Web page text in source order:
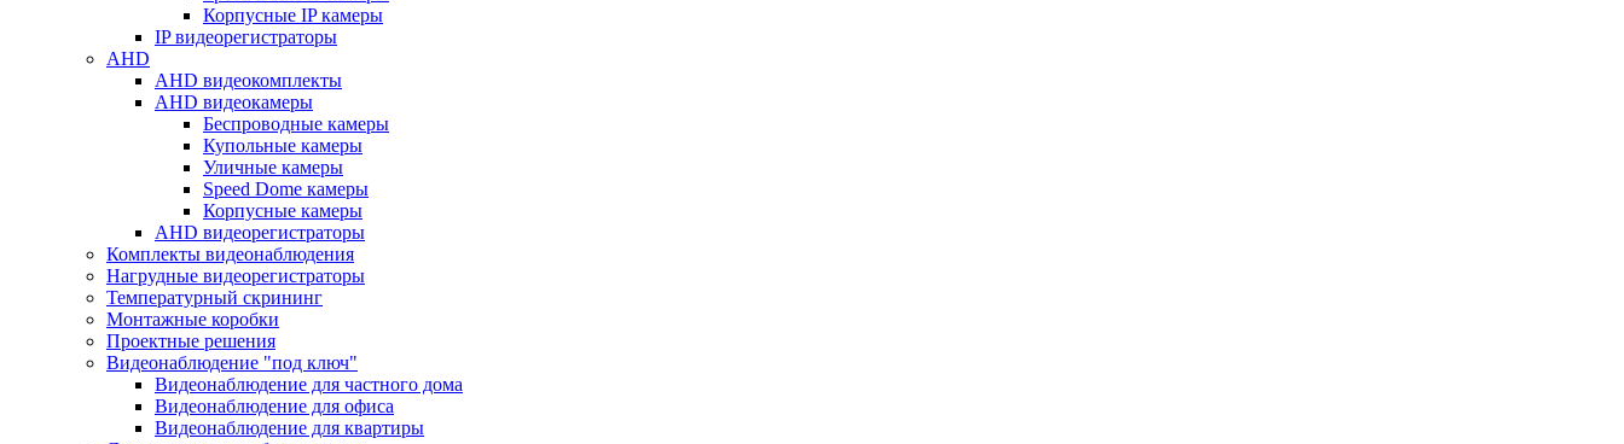
Корпусные IP камеры
IP видеорегистраторы
AHD
AHD видеокомплекты
AHD видеокамеры
Беспроводные камеры
Купольные камеры
Уличные камеры
Speed Dome камеры
Корпусные камеры
AHD видеорегистраторы
Комплекты видеонаблюдения
Нагрудные видеорегистраторы
Температурный скрининг
Монтажные коробки
Проектные решения
Видеонаблюдение "под ключ"
Видеонаблюдение для частного дома
Видеонаблюдение для офиса
Видеонаблюдение для квартиры